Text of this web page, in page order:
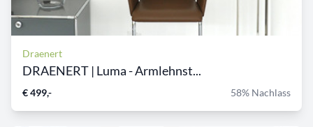
Draenert
DRAENERT | Luma - Armlehnst...
€ 499,- 58% Nachlass